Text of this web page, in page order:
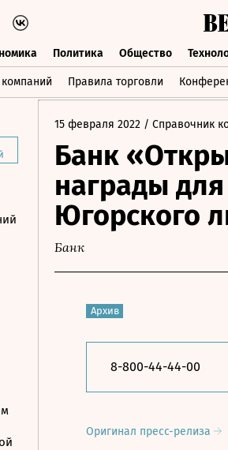
Политика Общество
Правила торговли
Экономика Политика Общество
15 февраля 2022 / Справочник
Банк
награды
Югорского
Банк
Архив
8-800-44-44-00
Оригинал пресс-релиза